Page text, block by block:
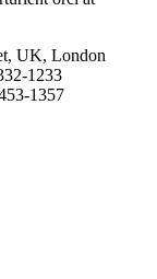
UK, London
1233
1357